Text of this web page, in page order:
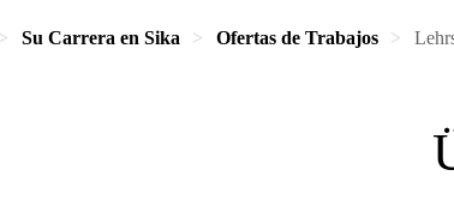
Su Carrera en Sika Ofertas de Trabajos